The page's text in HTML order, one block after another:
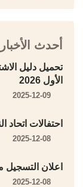
أحدث
تحميل دليل
الأول 2026
2025-12-09
احتفالات اتحاد
2025-12-08
اعلان التسجيل
2025-12-08